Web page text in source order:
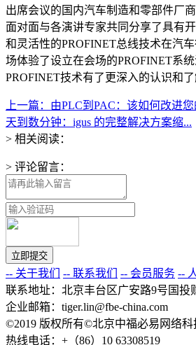
出席会议的国内汽车制造和零部件厂
面对面与各演讲专家共同分享了具有
和灵活性的PROFINET总线技术在汽
场体验了设立在会场的PROFINET系
PROFINET技术有了更深入的认识和了
上一篇：由PLC到PAC：该如何改进
天到数分钟：igus 的完整解决方案缩...
> 相关阅读：
> 评论留言：
-- 关于我们 -- 联系我们 -- 会员服务 --
联系地址：北京丰台区广安路9号国投
企业邮箱：tiger.lin@fbe-china.com
©2019 版权所有©北京中福必易网络科
热线电话：+（86）10 63308519